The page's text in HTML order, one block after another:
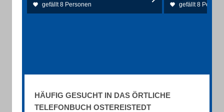
gefällt 8 Personen gefällt 8
HÄUFIG GESUCHT IN DAS ÖRTLICHE
TELEFONBUCH OSTEREISTEDT